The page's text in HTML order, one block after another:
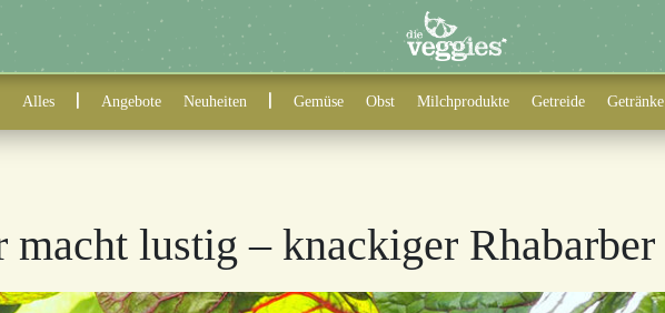
Alles Angebote Neuheiten Gemüse Obst Milchprodukte Getreide Getränke
macht lustig – knackiger Rhabarber